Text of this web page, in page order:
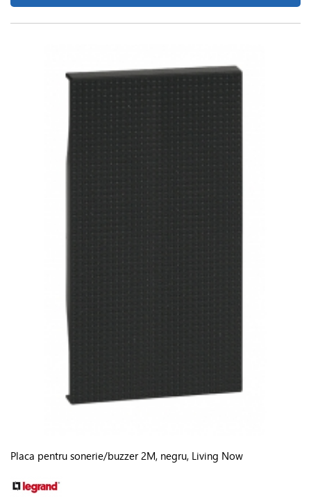
Placa pentru sonerie/buzzer 2M, negru, Living Now